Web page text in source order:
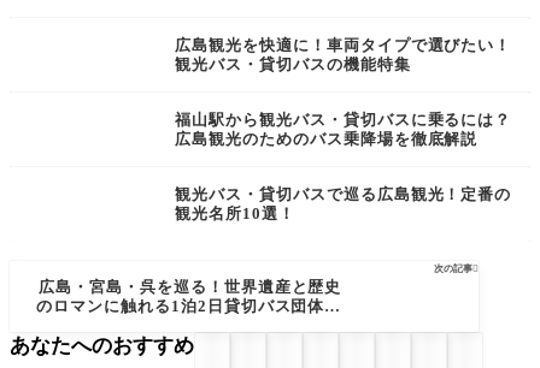
広島観光を快適に！車両タイプで選びたい！
観光バス・貸切バスの機能特集
福山駅から観光バス・貸切バスに乗るには？
広島観光のためのバス乗降場を徹底解説
観光バス・貸切バスで巡る広島観光！定番の
観光名所10選！
次の記事
広島・宮島・呉を巡る！世界遺産と歴史
のロマンに触れる1泊2日貸切バス団体旅
あなたへのおすすめ